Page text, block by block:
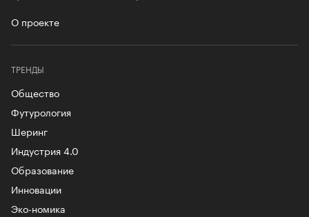
О проекте
ТРЕНДЫ
Общество
Футурология
Шеринг
Индустрия 4.0
Образование
Инновации
Эко-номика